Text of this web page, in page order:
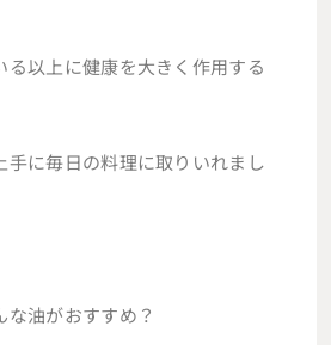
る以上に健康を大きく作用する
手に毎日の料理に取りいれまし
油がおすすめ？